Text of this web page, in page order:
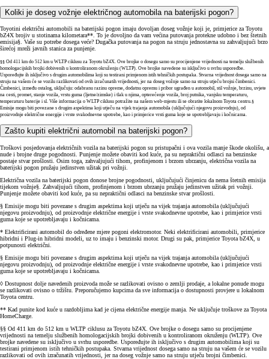
Koliki je doseg vožnje električnog automobila na baterijski pogon?
Toyotini električni automobili na baterijski pogon imaju dovoljan doseg vožnje koji je, primjerice za Toyotu
bZ4X brojiv u stotinama kilometara**. To je dovoljno da vam većina putovanja protekne udobno i bez štetnih
emisija§. Vaše su potrebe dosega veće? Dugačka putovanja na pogon na struju jednostavna su zahvaljujući brzo
širećoj mreži javnih stanica za punjenje.
§§ Od 411 km do 512 km u WLTP ciklusu za Toyotu bZ4X. Ove brojke o dosegu samo su procijenjene vrijednosti na temelju službenih
homologacijskih brojki dobivenih u kontroliranom okruženju (WLTP). Ove brojke navedene su isključivo u svrhu usporedbe.
Uspoređujte ih isključivo s drugim automobilima koji su testirani primjenom istih tehničkih postupaka. Stvarna vrijednost dosega samo na
struju na vašem će se vozilu razlikovati od ovih izračunatih vrijednosti, jer na doseg vožnje samo na struju utječu brojni čimbenici.
Čimbenici, između ostalog, uključuju: odabranu razinu opreme, dodatnu opremu i pribor ugrađen u automobil, stil vožnje, brzinu, uvjete
na cesti, promet, stanje vozila, vrstu guma (ljetne/zimske) i tlak u njima, opterećenje vozila, broj putnika, vanjsku temperaturu,
temperaturu baterije i sl. Više informacija o WLTP ciklusu potražite na našem web-mjestu ili se obratite lokalnom Toyota centru.§
Emisije mogu biti povezane s drugim aspektima koji utječu na vijek trajanja automobila (uključujući njegovu proizvodnju), od
proizvodnje električne energije i vrste svakodnevne upotrebe, kao i primjerice vrsti guma koje se upotrebljavaju i kočnicama.
Zašto kupiti električni automobil na baterijski pogon?
Troškovi posjedovanja električnih vozila na baterijski pogon su pristupačni i ova vozila manje škode okolišu, a
nude i brojne druge pogodnosti. Punjenje možete obaviti kod kuće, pa su nepraktični odlasci na benzinske
postaje stvar prošlosti. Osim toga, zahvaljujući tihom, profinjenom i brzom ubrzanju, električna vozila na
baterijski pogon pružaju jedinstven užitak pri vožnji.
Električna vozila na baterijski pogon donose brojne pogodnosti, uključujući činjenicu da nema štetnih emisija
tijekom vožnje§. Zahvaljujući tihom, profinjenom i brzom ubrzanju pružaju jedinstven užitak pri vožnji.
Punjenje možete obaviti kod kuće, pa su nepraktični odlasci na benzinske stvar prošlosti.
§ Emisije mogu biti povezane s drugim aspektima koji utječu na vijek trajanja automobila (uključujući
njegovu proizvodnju), od proizvodnje električne energije i vrste svakodnevne upotrebe, kao i primjerice vrsti
guma koje se upotrebljavaju i kočnicama.
* Elektrificirani automobil do određene mjere pogoni elektromotor. Neki elektrificirani automobili, primjerice
hibridni i Plug-in hibridni modeli, uz to imaju i benzinski motor. Drugi su pak, primjerice Toyota bZ4X, u
potpunosti električni.
§ Emisije mogu biti povezane s drugim aspektima koji utječu na vijek trajanja automobila (uključujući
njegovu proizvodnju), od proizvodnje električne energije i vrste svakodnevne upotrebe, kao i primjerice vrsti
guma koje se upotrebljavaju i kočnicama.
◊ Dostupnost dolje navedenih proizvoda može se razlikovati ovisno o zemlji prodaje, a lokalne ponude mogu
se razlikovati ovisno o tržištu. Preporučujemo kupcima da sve informacija o dostupnosti provjere u lokalnom
Toyota centru.
** Kad punite kod kuće u razdobljima kad je cijena električne energije manja. Ne uključuje troškove za Toyota
HomeCharge.
§§ Od 411 km do 512 km u WLTP ciklusu za Toyotu bZ4X. Ove brojke o dosegu samo su procijenjene
vrijednosti na temelju službenih homologacijskih brojki dobivenih u kontroliranom okruženju (WLTP). Ove
brojke navedene su isključivo u svrhu usporedbe. Uspoređujte ih isključivo s drugim automobilima koji su
testirani primjenom istih tehničkih postupaka. Stvarna vrijednost dosega samo na struju na vašem će se vozilu
razlikovati od ovih izračunatih vrijednosti, jer na doseg vožnje samo na struju utječu brojni čimbenici.